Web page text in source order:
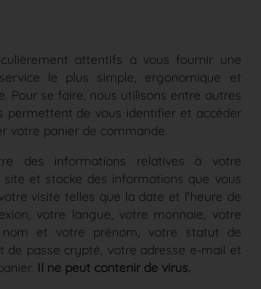
attentifs à vous fournir une
le plus simple, ergonomique et
Pour se faire, nous utilisons entre autres
permettent de vous identifier et accéder
votre panier de commande.
des informations relatives à votre
et stocke des informations que vous
visite telles que la date et l'heure de
votre langue, votre monnaie, votre
et votre prénom, votre statut de
de passe crypté, votre adresse e-mail et
Il ne peut contenir de virus.